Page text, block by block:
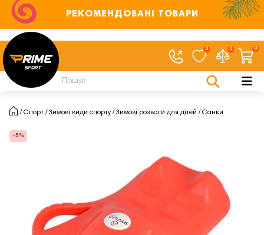
РЕКОМЕНДОВАНІ ТОВАРИ
0 0 0
Спорт Зимові види спорту Зимові розваги для дітей Санки
-5%